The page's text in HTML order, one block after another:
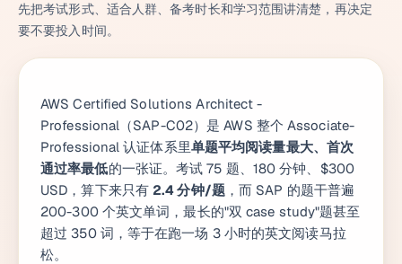
先把考试形式、适合人群、备考时长和学习范围讲清楚，再决定
要不要投入时间。
AWS Certified Solutions Architect -
Professional（SAP-C02）是 AWS 整个 Associate-
Professional 认证体系里单题平均阅读量最大、首次
通过率最低的一张证。考试 75 题、180 分钟、$300
USD，算下来只有 2.4 分钟/题，而 SAP 的题干普遍
200-300 个英文单词，最长的"双 case study"题甚至
超过 350 词，等于在跑一场 3 小时的英文阅读马拉
松。